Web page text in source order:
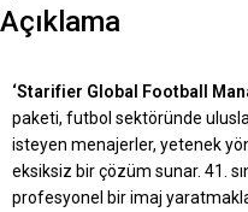
Açıklama
‘Starifier Global Football
paketi, futbol sektöründe
isteyen menajerler, yetenek
eksiksiz bir çözüm sunar. 41.
profesyonel bir imaj